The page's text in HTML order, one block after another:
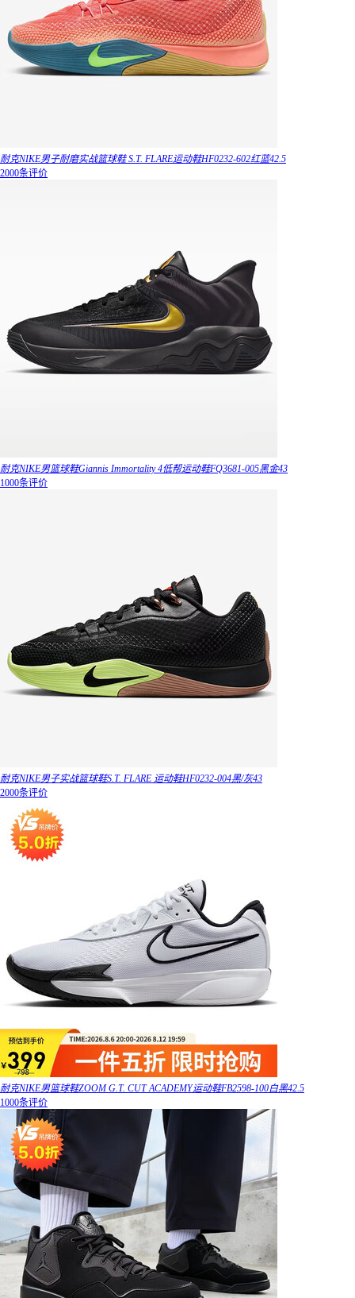
耐克NIKE男子耐磨实战篮球鞋 S.T. FLARE运动鞋HF0232-602红蓝42.5
2000条评价
耐克NIKE男篮球鞋Giannis Immortality 4低帮运动鞋FQ3681-005黑金43
1000条评价
耐克NIKE男子实战篮球鞋S.T. FLARE 运动鞋HF0232-004黑/灰43
2000条评价
耐克NIKE男篮球鞋ZOOM G.T. CUT ACADEMY运动鞋FB2598-100白黑42.5
1000条评价